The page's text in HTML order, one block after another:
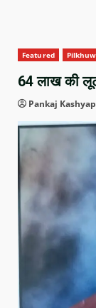
Featured
64 लाख की लूट
Pankaj Kashyap